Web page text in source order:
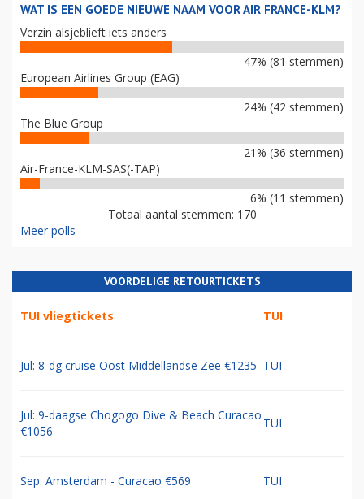
WAT IS EEN GOEDE NIEUWE NAAM VOOR AIR FRANCE-KLM?
Verzin alsjeblieft iets anders
47% (81 stemmen)
European Airlines Group (EAG)
24% (42 stemmen)
The Blue Group
21% (36 stemmen)
Air-France-KLM-SAS(-TAP)
6% (11 stemmen)
Totaal aantal stemmen: 170
Meer polls
VOORDELIGE RETOURTICKETS
TUI vliegtickets TUI
Jul: 8-dg cruise Oost Middellandse Zee €1235 TUI
Jul: 9-daagse Chogogo Dive & Beach Curacao
€1056
TUI
Sep: Amsterdam - Curacao €569 TUI